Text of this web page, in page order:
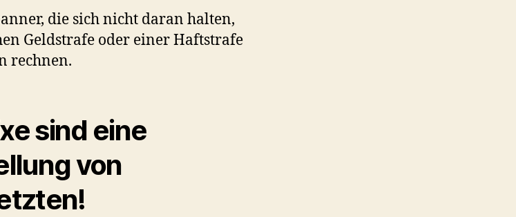
die sich nicht daran halten,
Geldstrafe oder einer Haftstrafe
rechnen.
sind eine
von